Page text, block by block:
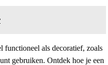
functioneel als decoratief, zoals
gebruiken. Ontdek hoe je een